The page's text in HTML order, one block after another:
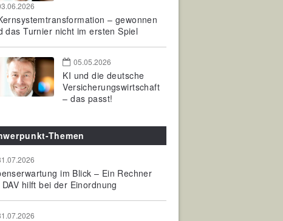
– gewonnen
das Turnier nicht im ersten Spiel
05.05.2026
KI und die deutsche
Versicherungswirtschaft
– das passt!
Themen
im Blick – Ein Rechner
hilft bei der Einordnung